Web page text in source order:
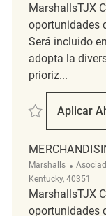
MarshallsTJX
oportunidades
Será incluido
adopta la
prioriz...
SalvarAplicar
Marshalls
Kentucky, 40351
MarshallsTJX
oportunidades